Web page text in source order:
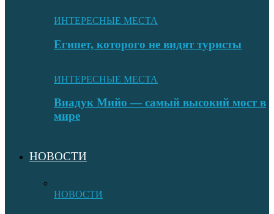
ИНТЕРЕСНЫЕ МЕСТА
Египет, которого не видят туристы
ИНТЕРЕСНЫЕ МЕСТА
Виадук Мийо — самый высокий мост в
мире
НОВОСТИ
НОВОСТИ